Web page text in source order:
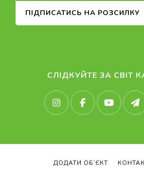
СЛІДКУЙТЕ ЗА СВІТ
ДОДАТИ ОБ’ЄКТ